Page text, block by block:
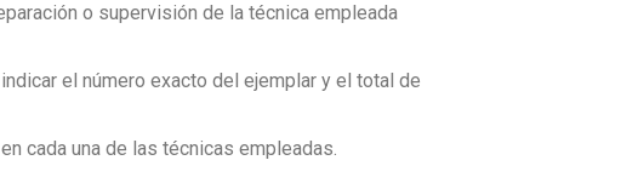
o supervisión de la técnica empleada
el número exacto del ejemplar y el total de
cada una de las técnicas empleadas.